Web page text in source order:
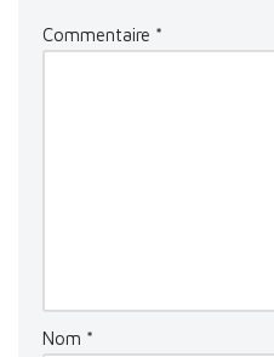
Commentaire *
Nom *